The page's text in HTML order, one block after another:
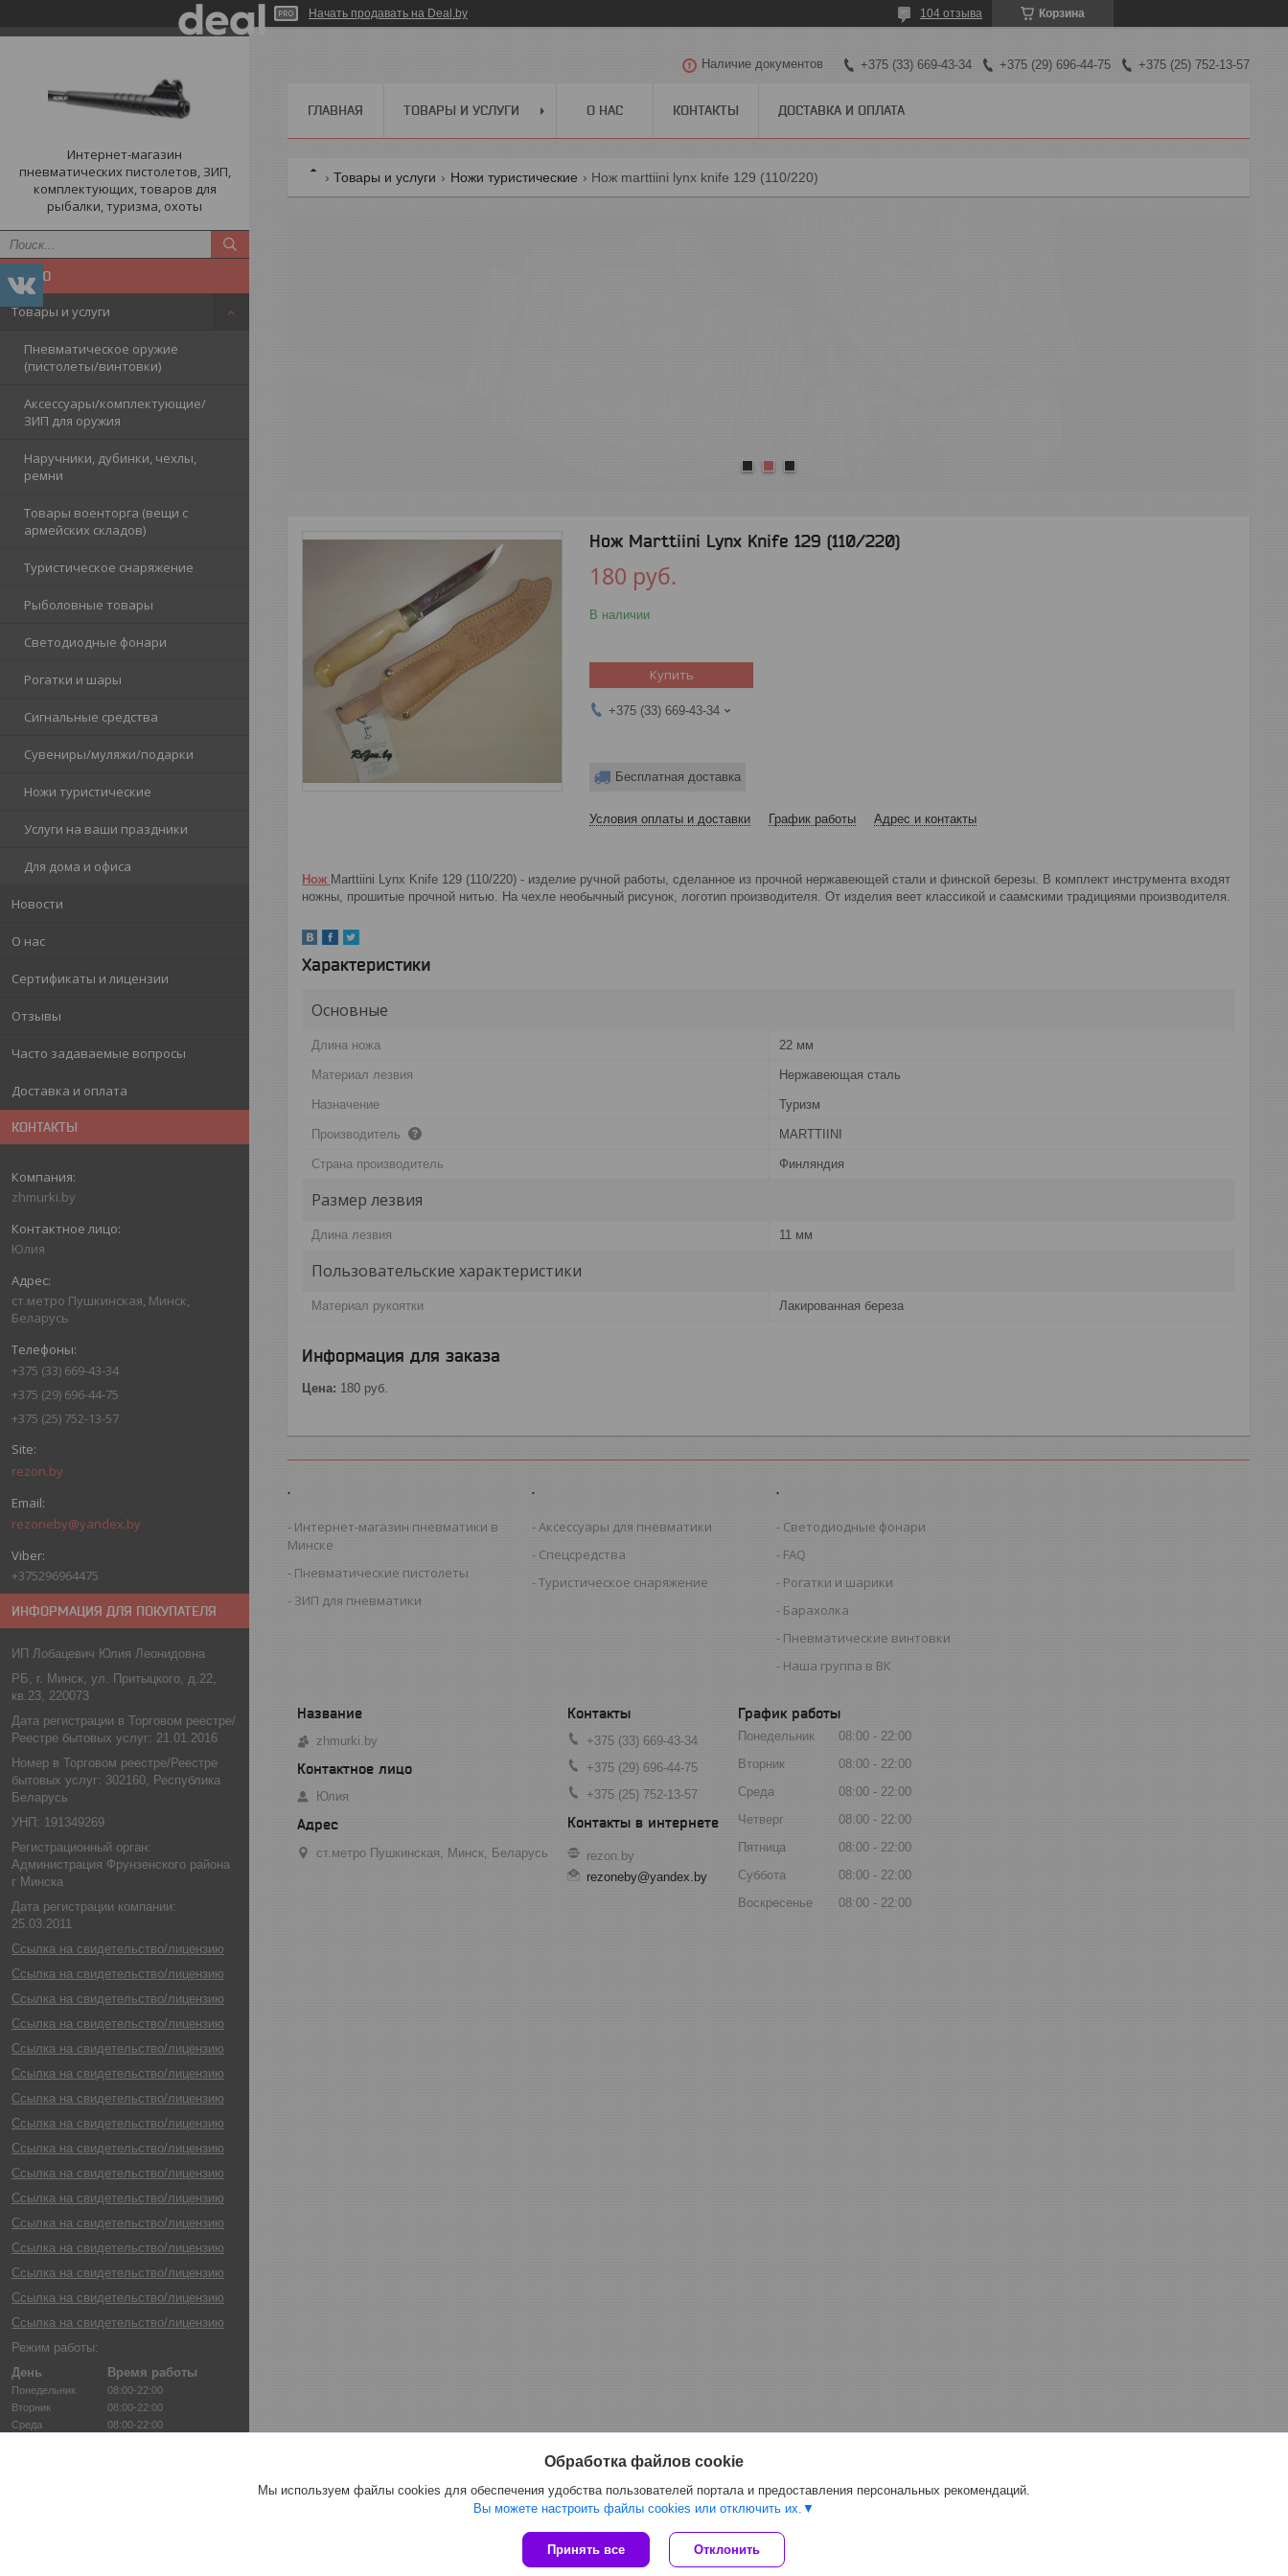
Начать продавать на Deal.by Корзина
104 отзыва
Интернет-магазин
пневматических пистолетов, ЗИП,
комплектующих, товаров для
рыбалки, туризма, охоты
Товары и услуги
Пневматическое оружие
(пистолеты/винтовки)
Аксессуары/комплектующие/
ЗИП для оружия
Наручники, дубинки, чехлы,
ремни
Товары военторга (вещи с
армейских складов)
Туристическое снаряжение
Рыболовные товары
Светодиодные фонари
Рогатки и шары
Сигнальные средства
Сувениры/муляжи/подарки
Ножи туристические
Услуги на ваши праздники
Для дома и офиса
Новости
О нас
Сертификаты и лицензии
Отзывы
Часто задаваемые вопросы
Доставка и оплата
КОНТАКТЫ
zhmurki.by
Юлия
ст.метро Пушкинская, Минск,
Беларусь
+375 (33) 669-43-34
+375 (29) 696-44-75
+375 (25) 752-13-57
rezon.by
rezoneby@yandex.by
+375296964475
ИНФОРМАЦИЯ ДЛЯ ПОКУПАТЕЛЯ
ИП Лобацевич Юлия Леонидовна
РБ, г. Минск, ул. Притыцкого, д.22,
кв.23, 220073
Дата регистрации в Торговом реестре/
Реестре бытовых услуг: 21.01.2016
Номер в Торговом реестре/Реестре
бытовых услуг: 302160, Республика
Беларусь
УНП: 191349269
Регистрационный орган:
Администрация Фрунзенского района
г Минска
Дата регистрации компании:
25.03.2011
Ссылка на свидетельство/лицензию
Ссылка на свидетельство/лицензию
Ссылка на свидетельство/лицензию
Ссылка на свидетельство/лицензию
Ссылка на свидетельство/лицензию
Ссылка на свидетельство/лицензию
Ссылка на свидетельство/лицензию
Ссылка на свидетельство/лицензию
Ссылка на свидетельство/лицензию
Ссылка на свидетельство/лицензию
Ссылка на свидетельство/лицензию
Ссылка на свидетельство/лицензию
Ссылка на свидетельство/лицензию
Ссылка на свидетельство/лицензию
Ссылка на свидетельство/лицензию
Ссылка на свидетельство/лицензию
Режим работы:
День
Время работы
Понедельник
08:00-22:00
Вторник
08:00-22:00
Среда
08:00-22:00
Наличие документов +375 (33) 669-43-34 +375 (29) 696-44-75 +375 (25) 752-13-57
ГЛАВНАЯ ТОВАРЫ И УСЛУГИ О НАС КОНТАКТЫ ДОСТАВКА И ОПЛАТА
Товары и услуги Ножи туристические Нож marttiini lynx knife 129 (110/220)
Нож Marttiini Lynx Knife 129 (110/220)
180 руб.
В наличии
Купить
+375 (33) 669-43-34
Бесплатная доставка
Условия оплаты и доставки График работы Адрес и контакты
Нож Marttiini Lynx Knife 129 (110/220) - изделие ручной работы, сделанное из прочной нержавеющей стали и финской березы. В комплект инструмента входят
ножны, прошитые прочной нитью. На чехле необычный рисунок, логотип производителя. От изделия веет классикой и саамскими традициями производителя.
Характеристики
Основные
Длина ножа 22 мм
Материал лезвия Нержавеющая сталь
Назначение Туризм
Производитель MARTTIINI
Страна производитель Финляндия
Размер лезвия
Длина лезвия 11 мм
Пользовательские характеристики
Материал рукоятки Лакированная береза
Информация для заказа
Цена: 180 руб.
.
Интернет-магазин пневматики в
Минске
Пневматические пистолеты
ЗИП для пневматики
.
Аксессуары для пневматики
Спецсредства
Туристическое снаряжение
.
Светодиодные фонари
FAQ
Рогатки и шарики
Барахолка
Пневматические винтовки
Наша группа в ВК
zhmurki.by
Юлия
ст.метро Пушкинская, Минск, Беларусь
+375 (33) 669-43-34
+375 (29) 696-44-75
+375 (25) 752-13-57
rezon.by
rezoneby@yandex.by
График работы
Понедельник 08:00
22:00
Вторник
08:00
22:00
Среда
08:00
22:00
Четверг
08:00
22:00
Пятница
08:00
22:00
Суббота
08:00
22:00
Воскресенье
08:00 22:00
Сайт создан на платформе Deal.by
Политика обработки файлов cookies
Обработка файлов cookie
Мы используем файлы cookies для обеспечения удобства пользователей портала и предоставления персональных рекомендаций.
Вы можете настроить файлы cookies или отключить их.
Принять все Отклонить